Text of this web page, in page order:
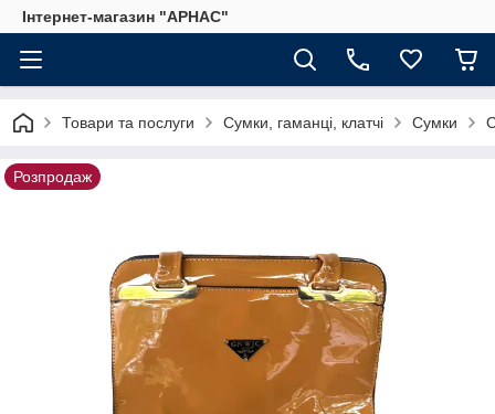
Інтернет-магазин "АРНАС"
Товари та послуги Сумки, гаманці, клатчі Сумки
Розпродаж